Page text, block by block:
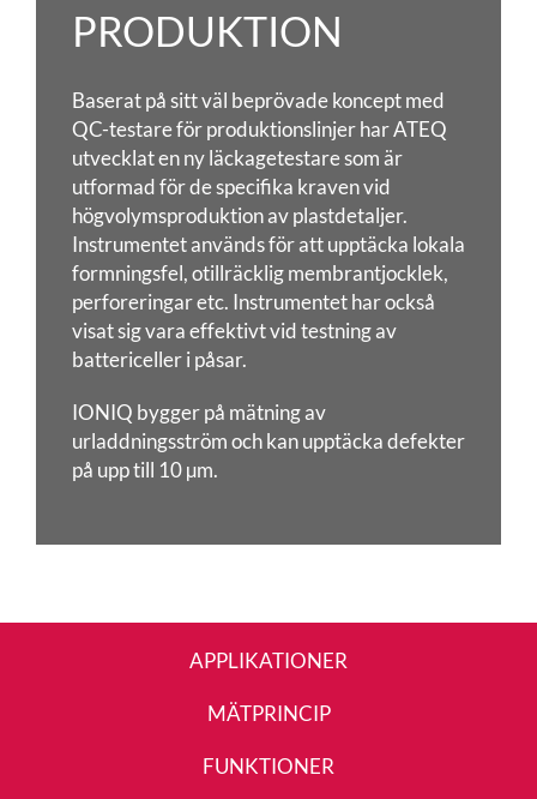
PRODUKTION
Baserat på sitt väl beprövade koncept med
QC-testare för produktionslinjer har ATEQ
utvecklat en ny läckagetestaresom är
utformad för de specifika kraven vid
högvolymsproduktion av plastdetaljer.
Instrumentet används för att upptäcka lokala
formningsfel, otillräcklig membrantjocklek,
perforeringar etc. Instrumentet har också
visat sig vara effektivt vid testning av
battericeller i påsar.
IONIQ bygger på mätning av
urladdningsström och kan upptäcka defekter
på upp till 10 µm.
APPLIKATIONER
MÄTPRINCIP
FUNKTIONER